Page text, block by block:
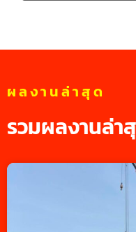
ผลงานล่าสุด
รวมผลงานล่า